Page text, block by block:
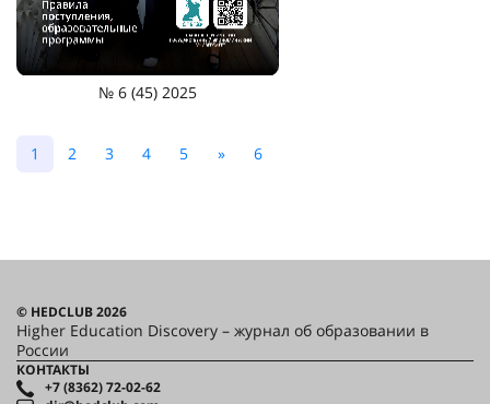
№ 6 (45) 2025
1 2 3 4 5 » 6
© HEDCLUB 2026
Higher Education Discovery – журнал об образовании в
России
КОНТАКТЫ
+7 (8362) 72-02-62